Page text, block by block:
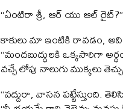
“ఏంటిరా శ్రీ, ఆర్ యు ఆల్
కాకులు మా ఇంటికి రావడం,
“మందబుద్ధులకి ఒక్కసారిగా
వచ్చే లోపు నాలుగు ముక్కలు
“వద్దురా, వాసన పట్టేస్తుంది.